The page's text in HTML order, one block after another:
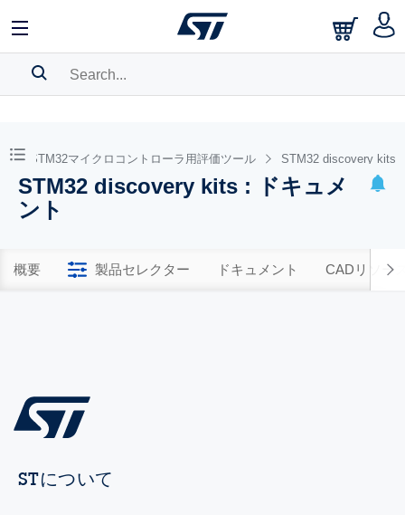
BOOKMARK
Pleaselog in to show your saved searches.
STM32マイクロコントローラ用評価ツール STM32 discovery kits
STM32 discovery kits : ドキュメ
ント
概要 製品セレクター ドキュメント CADリソー
STについて